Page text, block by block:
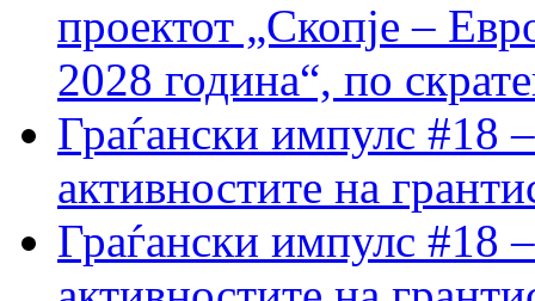
проектот „Скопје –
2028 година“, по
Граѓански импулс #18
активностите на
Граѓански импулс #18